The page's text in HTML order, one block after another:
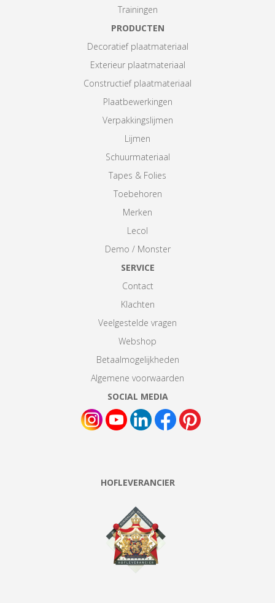
Trainingen
PRODUCTEN
Decoratief plaatmateriaal
Exterieur plaatmateriaal
Constructief plaatmateriaal
Plaatbewerkingen
Verpakkingslijmen
Lijmen
Schuurmateriaal
Tapes & Folies
Toebehoren
Merken
Lecol
Demo / Monster
SERVICE
Contact
Klachten
Veelgestelde vragen
Webshop
Betaalmogelijkheden
Algemene voorwaarden
SOCIAL MEDIA
HOFLEVERANCIER